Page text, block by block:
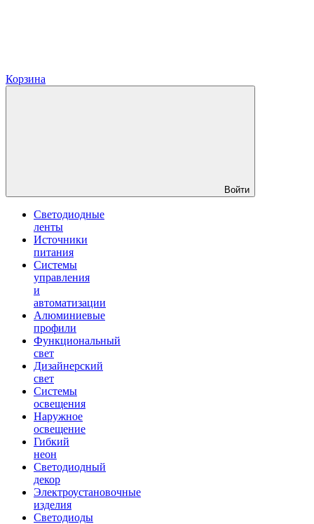
Корзина
Войти
Светодиодные
ленты
Источники
питания
Системы
управления
и
автоматизации
Алюминиевые
профили
Функциональный
свет
Дизайнерский
свет
Системы
освещения
Наружное
освещение
Гибкий
неон
Светодиодный
декор
Электроустановочные
изделия
Светодиоды